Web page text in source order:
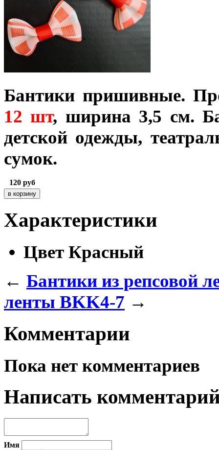
Бантики пришивные.
12 шт, ширина 3,5 см.
детской одежды,
сумок.
120 руб
Характеристики
Цвет Красный
← Бантики из репсовой
ленты BKK4-7 →
Комментарии
Пока нет комментариев
Написать
Имя